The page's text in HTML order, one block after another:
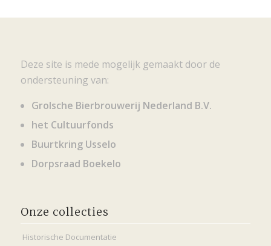
Deze site is mede mogelijk gemaakt door de
ondersteuning van:
Grolsche Bierbrouwerij Nederland B.V.
het Cultuurfonds
Buurtkring Usselo
Dorpsraad Boekelo
Onze collecties
Historische Documentatie